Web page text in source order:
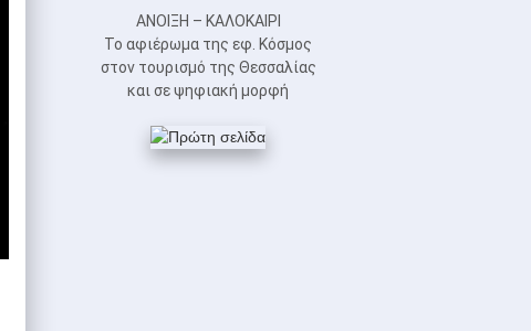
ΑΝΟΙΞΗ – ΚΑΛΟΚΑΙΡΙ
Το αφιέρωμα της εφ. Κόσμος
στον τουρισμό της Θεσσαλίας
και σε ψηφιακή μορφή